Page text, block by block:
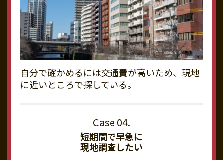
自分で確かめるには交通費が高いため、現地
に近いところで探している。
短期間で早急に
現地調査したい